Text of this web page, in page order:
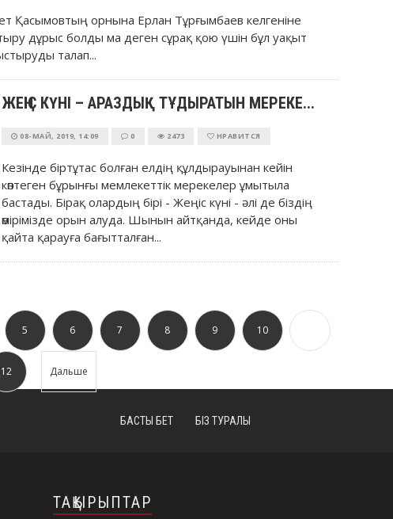
Қасымовтың орнына Ерлан Тұрғымбаев келгеніне
дұрыс болды ма деген сұрақ қою үшін бұл уақыт
талап...
ЖЕҢІС КҮНІ – АРАЗДЫҚ ТҰДЫРАТЫН МЕРЕКЕ...
08-МАЙ, 2019, 14:09 0 2473 НРАВИТСЯ
Кезінде біртұтас болған елдің құлдырауынан кейін
көптеген бұрынғы мемлекеттік мерекелер ұмытыла
бастады. Бірақ олардың бірі - Жеңіс күні - әлі де біздің
өмірімізде орын алуда. Шынын айтқанда, кейде оны
қайта қарауға бағытталған...
5 6 7 8 9 10
12 Дальше
БАСТЫ БЕТ БІЗ ТУРАЛЫ
ТАҚЫРЫПТАР